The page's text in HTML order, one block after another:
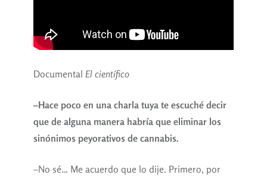
Documental El científico
–Hace poco en una charla tuya te escuché decir
que de alguna manera habría que eliminar los
sinónimos peyorativos de cannabis.
–No sé… Me acuerdo que lo dije. Primero, por